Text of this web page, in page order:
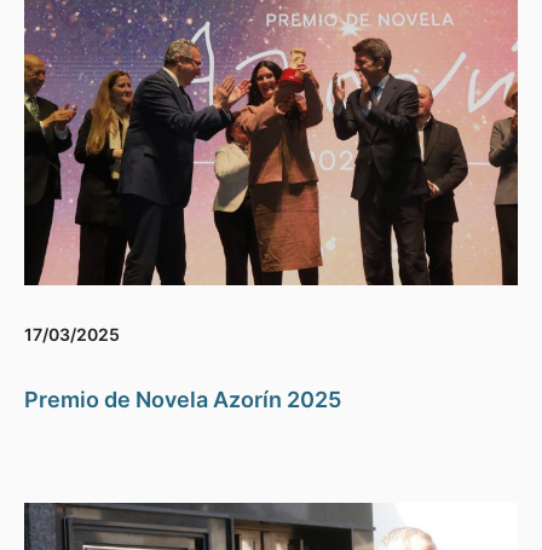
17/03/2025
Premio de Novela Azorín 2025